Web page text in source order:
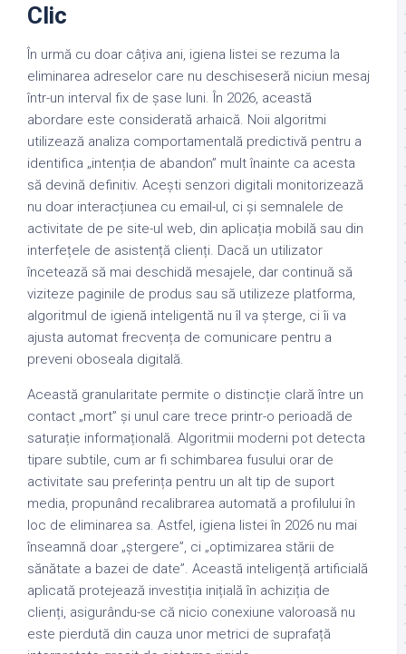
Clic
În urmă cu doar câțiva ani, igiena listei se rezuma la
eliminarea adreselor care nu deschiseseră niciun mesaj
într-un interval fix de șase luni. În 2026, această
abordare este considerată arhaică. Noii algoritmi
utilizează analiza comportamentală predictivă pentru a
identifica „intenția de abandon” mult înainte ca acesta
să devină definitiv. Acești senzori digitali monitorizează
nu doar interacțiunea cu email-ul, ci și semnalele de
activitate de pe site-ul web, din aplicația mobilă sau din
interfețele de asistență clienți. Dacă un utilizator
încetează să mai deschidă mesajele, dar continuă să
viziteze paginile de produs sau să utilizeze platforma,
algoritmul de igienă inteligentă nu îl va șterge, ci îi va
ajusta automat frecvența de comunicare pentru a
preveni oboseala digitală.
Această granularitate permite o distincție clară între un
contact „mort” și unul care trece printr-o perioadă de
saturație informațională. Algoritmii moderni pot detecta
tipare subtile, cum ar fi schimbarea fusului orar de
activitate sau preferința pentru un alt tip de suport
media, propunând recalibrarea automată a profilului în
loc de eliminarea sa. Astfel, igiena listei în 2026 nu mai
înseamnă doar „ștergere”, ci „optimizarea stării de
sănătate a bazei de date”. Această inteligență artificială
aplicată protejează investiția inițială în achiziția de
clienți, asigurându-se că nicio conexiune valoroasă nu
este pierdută din cauza unor metrici de suprafață